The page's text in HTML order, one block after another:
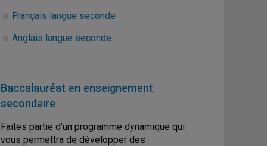
Français langue seconde
Anglais langue seconde
Baccalauréat en enseignement
secondaire
Faites partie d’un programme dynamique qui
vous permettra de développer des